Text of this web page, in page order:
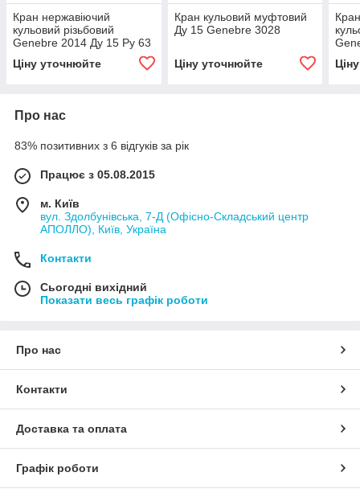
Кран нержавіючий
кульовий різьбовий
Genebre 2014 Ду 15 Ру 63
Ціну уточнюйте
Кран кульовий муфтовий
Ду 15 Genebre 3028
Ціну уточнюйте
Про нас
83% позитивних з 6 відгуків за рік
Працює з 05.08.2015
м. Київ
вул. Здолбунівська, 7-Д (Офісно-Складський центр
АПОЛЛО), Київ, Україна
Контакти
Сьогодні вихідний
Показати весь графік роботи
Про нас
Контакти
Доставка та оплата
Графік роботи